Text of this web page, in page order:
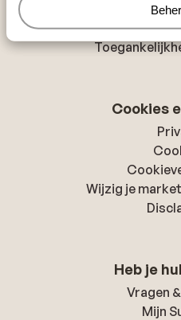
Pers
Cookies
Wijzig je
Heb je
Vragen
Mijn